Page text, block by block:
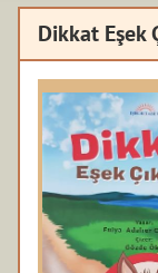
Dikkat Eşek